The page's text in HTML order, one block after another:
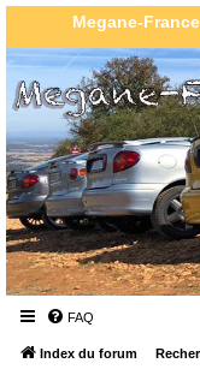
Megane-
FAQ
Index du forum